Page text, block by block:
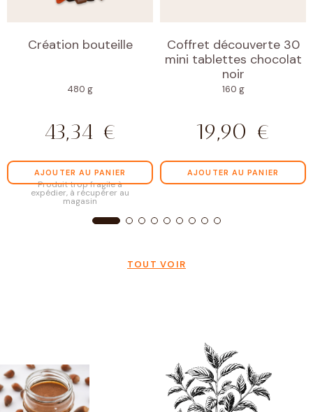
Création bouteille
480 g
43,34 €
AJOUTER AU PANIER
Produit trop fragile à
expédier, à récupérer au
magasin
Coffret découverte 30
mini tablettes chocolat
noir
160 g
19,90 €
AJOUTER AU PANIER
TOUT VOIR